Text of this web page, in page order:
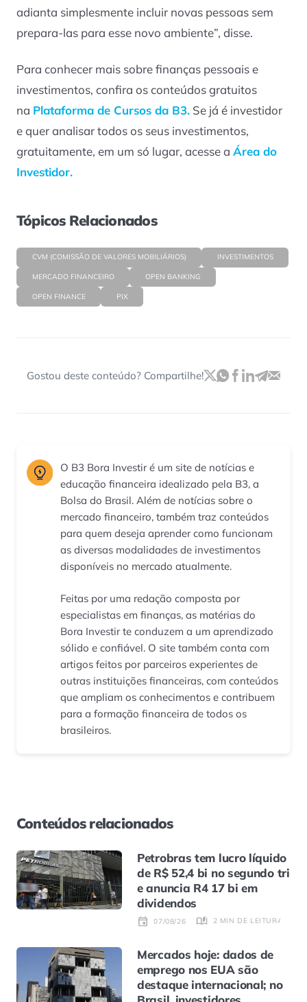
adianta simplesmente incluir novas pessoas sem
prepara-las para esse novo ambiente”, disse.
Para conhecer mais sobre finanças pessoais e
investimentos, confira os conteúdos gratuitos
na Plataforma de Cursos da B3. Se já é investidor
e quer analisar todos os seus investimentos,
gratuitamente, em um só lugar, acesse a Área do
Investidor.
Tópicos Relacionados
CVM (COMISSÃO DE VALORES MOBILIÁRIOS) INVESTIMENTOS
MERCADO FINANCEIRO OPEN BANKING
OPEN FINANCE PIX
Gostou deste conteúdo? Compartilhe!
O B3 Bora Investir é um site de notícias e
educação financeira idealizado pela B3, a
Bolsa do Brasil. Além de notícias sobre o
mercado financeiro, também traz conteúdos
para quem deseja aprender como funcionam
as diversas modalidades de investimentos
disponíveis no mercado atualmente.
Feitas por uma redação composta por
especialistas em finanças, as matérias do
Bora Investir te conduzem a um aprendizado
sólido e confiável. O site também conta com
artigos feitos por parceiros experientes de
outras instituições financeiras, com conteúdos
que ampliam os conhecimentos e contribuem
para a formação financeira de todos os
brasileiros.
Conteúdos relacionados
Petrobras tem lucro líquido
de R$ 52,4 bi no segundo tri
e anuncia R4 17 bi em
dividendos
07/08/26 2 MIN DE LEITURA
Mercados hoje: dados de
emprego nos EUA são
destaque internacional; no